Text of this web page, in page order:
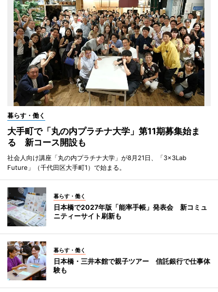
暮らす・働く
大手町で「丸の内プラチナ大学」第11期募集始ま
る 新コース開設も
社会人向け講座「丸の内プラチナ大学」が8月21日、「3×3Lab
Future」（千代田区大手町1）で始まる。
暮らす・働く
日本橋で2027年版「能率手帳」発表会 新コミュ
ニティーサイト刷新も
暮らす・働く
日本橋・三井本館で親子ツアー 信託銀行で仕事体
験も